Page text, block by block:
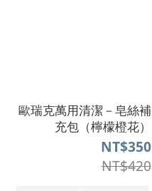
歐瑞克萬用清潔－皂絲補
充包（檸檬橙花）
NT$350
NT$420